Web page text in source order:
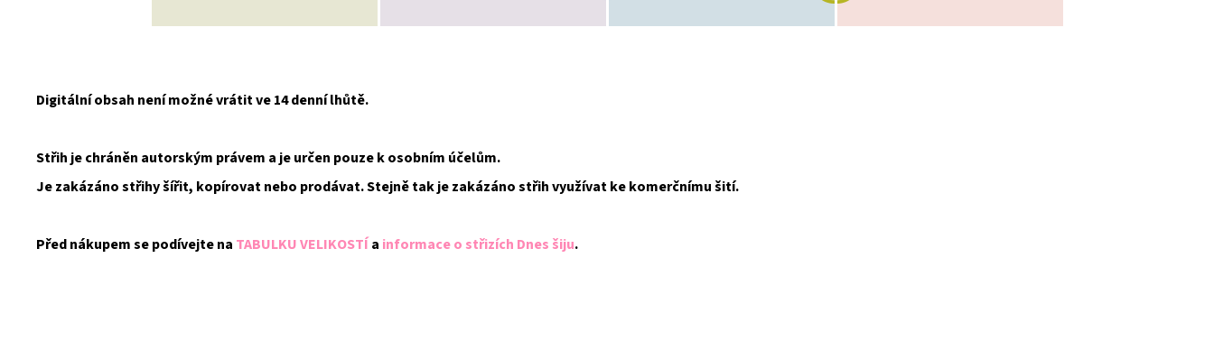
Digitální obsah není možné vrátit ve 14 denní lhůtě.
Střih je chráněn autorským právem a je určen pouze k osobním účelům.
Je zakázáno střihy šířit, kopírovat nebo prodávat. Stejně tak je zakázáno střih využívat ke komerčnímu šití.
Před nákupem se podívejte na TABULKU VELIKOSTÍa informace o střizích Dnes šiju.